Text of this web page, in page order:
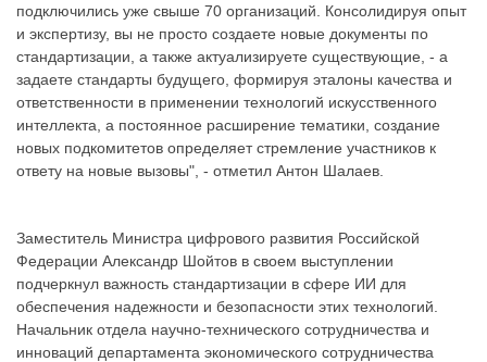
подключились уже свыше 70 организаций. Консолидируя опыт
и экспертизу, вы не просто создаете новые документы по
стандартизации, а также актуализируете существующие, - а
задаете стандарты будущего, формируя эталоны качества и
ответственности в применении технологий искусственного
интеллекта, а постоянное расширение тематики, создание
новых подкомитетов определяет стремление участников к
ответу на новые вызовы", - отметил Антон Шалаев.
Заместитель Министра цифрового развития Российской
Федерации Александр Шойтов в своем выступлении
подчеркнул важность стандартизации в сфере ИИ для
обеспечения надежности и безопасности этих технологий.
Начальник отдела научно-технического сотрудничества и
инноваций департамента экономического сотрудничества